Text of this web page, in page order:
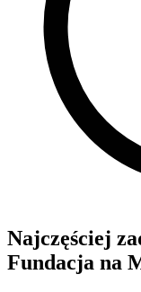
Najczęściej
Fundacja na